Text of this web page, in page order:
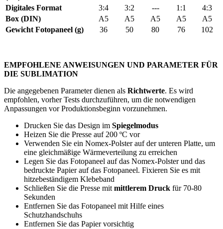
Digitales Format
3:4 3:2 --- 1:1
4:3
Box (DIN)
A5 A5 A5 A5
A5
Gewicht Fotopaneel (g)
36 50 80 76 102
EMPFOHLENE ANWEISUNGEN UND PARAMETER FÜR
DIE SUBLIMATION
Die angegebenen Parameter dienen als Richtwerte. Es wird
empfohlen, vorher Tests durchzuführen, um die notwendigen
Anpassungen vor Produktionsbeginn vorzunehmen.
Drucken Sie das Design im Spiegelmodus
Heizen Sie die Presse auf200 ºC vor
Verwenden Sie ein Nomex-Polster auf der unteren Platte, um
eine gleichmäßige Wärmeverteilung zu erreichen
Legen Sie das Fotopaneel auf das Nomex-Polster und das
bedruckte Papier auf das Fotopaneel. Fixieren Sie es mit
hitzebeständigem Klebeband
Schließen Sie die Presse mitmittlerem Druck für 70-80
Sekunden
Entfernen Sie das Fotopaneel mit Hilfe eines
Schutzhandschuhs
Entfernen Sie das Papier vorsichtig